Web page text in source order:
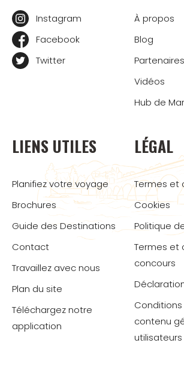
Instagram
Facebook
Twitter
À propos
Blog
Partenaires
Vidéos
Hub de
LIENS UTILES
Planifiez votre voyage
Brochures
Guide des Destinations
Contact
Travaillez avec nous
Plan du site
Téléchargez notre
application
LÉGAL
Termes et
Cookies
Politique
Termes et
concours
Conditions
contenu
utilisateurs